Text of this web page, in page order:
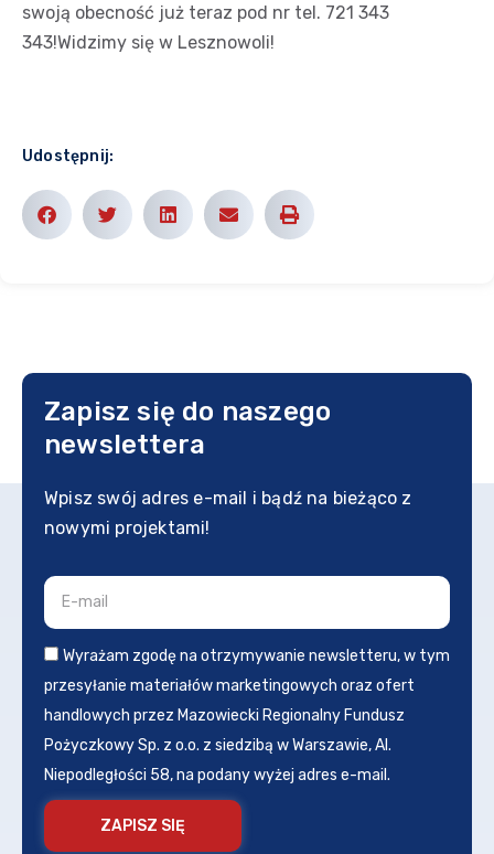
swoją obecność już teraz pod nr tel. 721 343
343!Widzimy się w Lesznowoli!
Udostępnij:
Zapisz się do naszego
newslettera
Wpisz swój adres e-mail i bądź na bieżąco z
nowymi projektami!
Wyrażam zgodę na otrzymywanie newsletteru, w tym
przesyłanie materiałów marketingowych oraz ofert
handlowych przez Mazowiecki Regionalny Fundusz
Pożyczkowy Sp. z o.o. z siedzibą w Warszawie, Al.
Niepodległości 58, na podany wyżej adres e-mail.
ZAPISZ SIĘ